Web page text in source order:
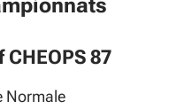
87
Normale